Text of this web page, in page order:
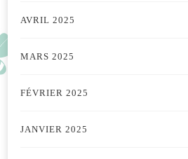
AVRIL 2025
MARS 2025
FÉVRIER 2025
JANVIER 2025